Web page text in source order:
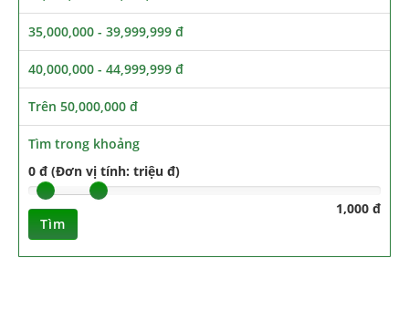
35,000,000 - 39,999,999 đ
40,000,000 - 44,999,999 đ
Trên 50,000,000 đ
Tìm trong khoảng
0 đ (Đơn vị tính: triệu đ)
1,000 đ
Tìm